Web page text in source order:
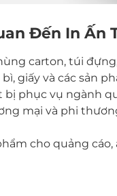
Đến In Ấn
carton, túi
giấy và các sản
bị phục vụ ngành
mại và phi
cho quảng